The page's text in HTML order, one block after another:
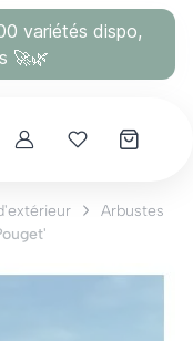
variétés dispo,
🚀🌿
AccountMes coups
Arbustes